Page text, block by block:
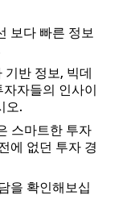
보다 빠른 정보
반 정보, 빅데
자들의 인사이
오.
스마트한 투자
에 없던 투자 경
을 확인해보십